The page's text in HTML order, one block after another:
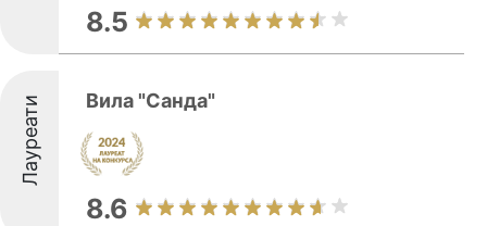
8.5
Лауреати Вила "Санда"
8.6